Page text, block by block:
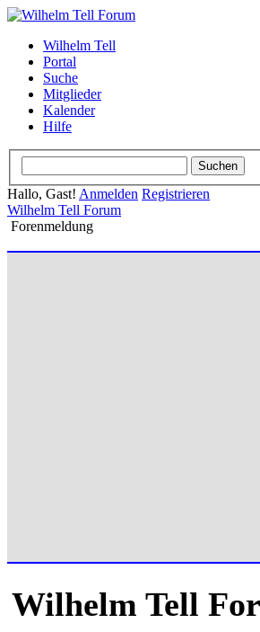
Wilhelm Tell
Portal
Suche
Mitglieder
Kalender
Hilfe
Hallo, Gast! Anmelden Registrieren
Wilhelm Tell Forum
Forenmeldung
Wilhelm Tell